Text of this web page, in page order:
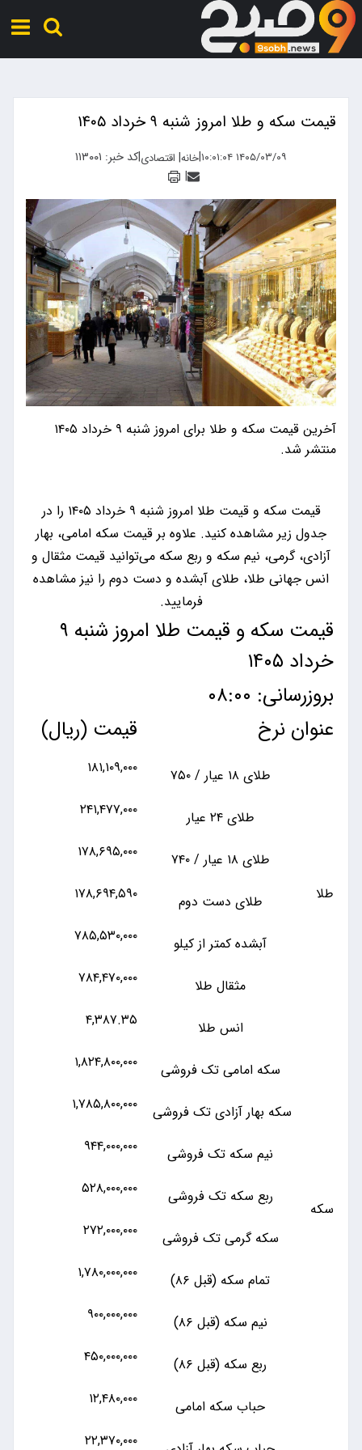
قیمت سکه و طلا امروز شنبه ۹ خرداد ۱۴۰۵
۱۴۰۵/۰۳/۰۹ ۱۰:۰۱:۰۴ |خانه| اقتصادی|کد خبر: ۱۱۳۰۰۱
|
آخرین قیمت سکه و طلا برای امروز شنبه ۹ خرداد ۱۴۰۵
منتشر شد.
قیمت سکه و قیمت طلا امروز شنبه ۹ خرداد ۱۴۰۵ را در
جدول زیر مشاهده کنید. علاوه بر قیمت سکه امامی، بهار
آزادی، گرمی، نیم سکه و ربع سکه می‌توانید قیمت مثقال و
انس جهانی طلا، طلای آبشده و دست دوم را نیز مشاهده
فرمایید.
قیمت سکه و قیمت طلا امروز شنبه ۹
خرداد ۱۴۰۵
بروزرسانی: ۰۸:۰۰
عنوان نرخ
قیمت (ریال)
طلا
طلای ۱۸ عیار / ۷۵۰ ۱۸۱,۱۰۹,۰۰۰
طلای ۲۴ عیار ۲۴۱,۴۷۷,۰۰۰
طلای ۱۸ عیار / ۷۴۰ ۱۷۸,۶۹۵,۰۰۰
طلای دست دوم ۱۷۸,۶۹۴,۵۹۰
آبشده کمتر از کیلو ۷۸۵,۵۳۰,۰۰۰
مثقال طلا ۷۸۴,۴۷۰,۰۰۰
انس طلا ۴,۳۸۷.۳۵
سکه
سکه امامی تک فروشی ۱,۸۲۴,۸۰۰,۰۰۰
سکه بهار آزادی تک فروشی ۱,۷۸۵,۸۰۰,۰۰۰
نیم سکه تک فروشی ۹۴۴,۰۰۰,۰۰۰
ربع سکه تک فروشی ۵۲۸,۰۰۰,۰۰۰
سکه گرمی تک فروشی ۲۷۲,۰۰۰,۰۰۰
تمام سکه (قبل ۸۶) ۱,۷۸۰,۰۰۰,۰۰۰
نیم سکه (قبل ۸۶) ۹۰۰,۰۰۰,۰۰۰
ربع سکه (قبل ۸۶) ۴۵۰,۰۰۰,۰۰۰
حباب سکه امامی ۱۲,۴۸۰,۰۰۰
۲۲,۳۷۰,۰۰۰